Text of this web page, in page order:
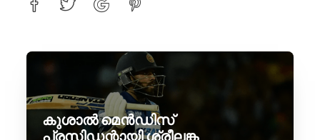
കുശാൽ മെൻഡിസ്